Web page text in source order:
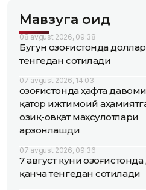
Мавзуга оид
08 avgust 2026, 09:38
Бугун Қозоғистонда
тенгедан сотилади
07 avgust 2026, 14:03
Қозоғистонда ҳафта
қатор ижтимоий
озиқ-овқат маҳсулотлари
арзонлашди
07 avgust 2026, 09:36
7 август куни
қанча тенгедан сотилади